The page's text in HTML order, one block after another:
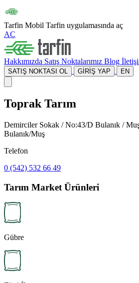
Tarfin Mobil Tarfin uygulamasında aç
AÇ
Hakkımızda Satış Noktalarımız Blog
SATIŞ NOKTASI OL GİRİŞ YAP EN
Toprak Tarım
Demirciler Sokak / No:43/D Bulanık /
Bulanık/Muş
Telefon
0 (542) 532 66 49
Tarım Market Ürünleri
Gübre